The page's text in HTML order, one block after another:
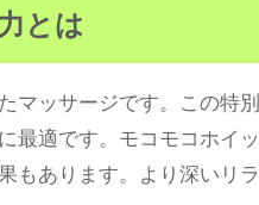
とは
マッサージです。この特
適です。モコモコホイ
あります。より深いリ